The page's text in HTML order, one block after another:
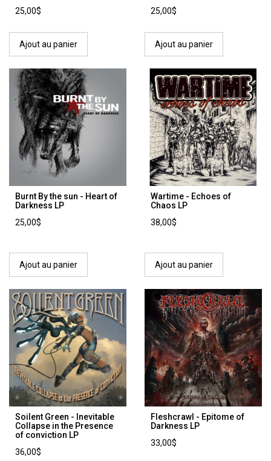
25,00$
Ajout au panier
25,00$
Ajout au panier
Burnt By the sun - Heart of
Darkness LP
25,00$
Ajout au panier
Wartime - Echoes of
Chaos LP
38,00$
Ajout au panier
Soilent Green - Inevitable
Collapse in the Presence
of conviction LP
36,00$
Fleshcrawl - Epitome of
Darkness LP
33,00$